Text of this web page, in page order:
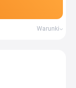
Warunki